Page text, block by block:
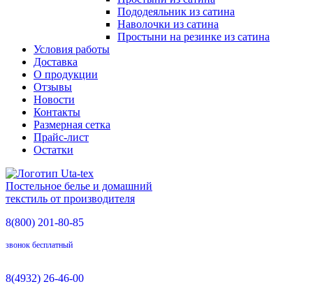
Пододеяльник из сатина
Наволочки из сатина
Простыни на резинке из сатина
Условия работы
Доставка
О продукции
Отзывы
Новости
Контакты
Размерная сетка
Прайс-лист
Остатки
Постельное белье и домашний
текстиль от производителя
8(800) 201-80-85
звонок бесплатный
8(4932) 26-46-00